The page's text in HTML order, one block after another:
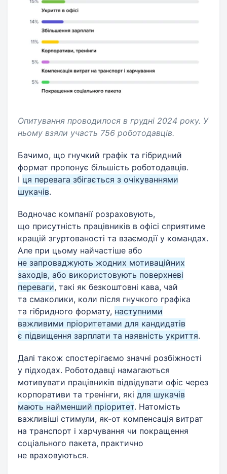
Опитування проводилося в грудні 2024 року. У
ньому взяли участь 756 роботодавців.
Бачимо, що гнучкий графік та гібридний
формат пропонує більшість роботодавців.
І ця перевага збігається з очікуваннями
шукачів.
Водночас компанії розраховують,
що присутність працівників в офісі сприятиме
кращій згуртованості та взаємодії у командах.
Але при цьому найчастіше або
не запроваджують жодних мотиваційних
заходів, або використовують поверхневі
переваги, такі як безкоштовні кава, чай
та смаколики, коли після гнучкого графіка
та гібридного формату, наступними
важливими пріоритетами для кандидатів
є підвищення зарплати та наявність укриття.
Далі також спостерігаємо значні розбіжності
у підходах. Роботодавці намагаються
мотивувати працівників відвідувати офіс через
корпоративи та тренінги, які для шукачів
мають найменший пріоритет. Натомість
важливіші стимули, як-от компенсація витрат
на транспорт і харчування чи покращення
соціального пакета, практично
не враховуються.